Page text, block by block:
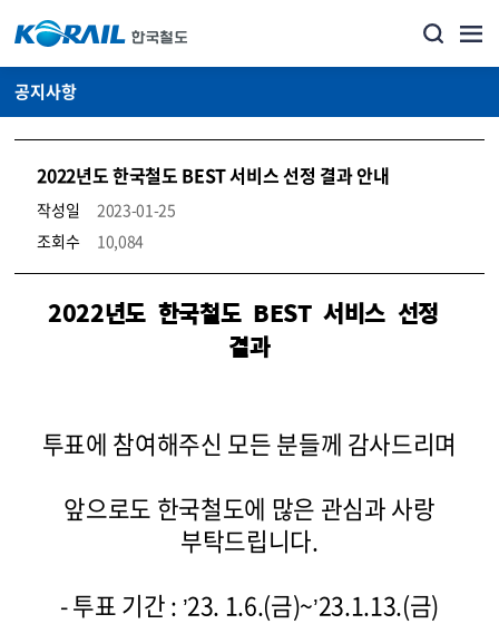
공지사항
2022년도 한국철도 BEST 서비스 선정 결과 안내
작성일
2023-01-25
조회수
10,084
뉴스·홍보_공지사항 상세보기 – 내용, 파일, 담당자 연락처로 구성
2022년도 한국철도 BEST 서비스 선정
결과
투표에 참여해주신 모든 분들께 감사드리며
앞으로도 한국철도에 많은 관심과 사랑
부탁드립니다.
- 투표 기간 : ’23. 1.6.(금)~’23.1.13.(금)